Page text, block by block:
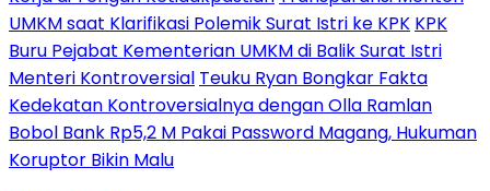
UMKM saat Klarifikasi Polemik Surat Istri ke KPK KPK
Buru Pejabat Kementerian UMKM di Balik Surat Istri
Menteri Kontroversial Teuku Ryan Bongkar Fakta
Kedekatan Kontroversialnya dengan Olla Ramlan
Bobol Bank Rp5,2 M Pakai Password Magang, Hukuman
Koruptor Bikin Malu